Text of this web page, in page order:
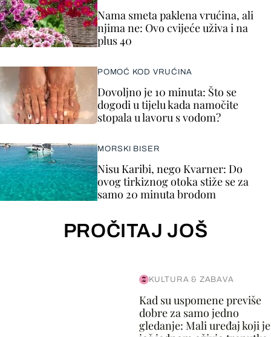
Nama smeta paklena vrućina, ali
njima ne: Ovo cvijeće uživa i na
plus 40
POMOĆ KOD VRUĆINA
Dovoljno je 10 minuta: Što se
dogodi u tijelu kada namočite
stopala u lavoru s vodom?
MORSKI BISER
Nisu Karibi, nego Kvarner: Do
ovog tirkiznog otoka stiže se za
samo 20 minuta brodom
PROČITAJ JOŠ
KULTURA & ZABAVA
Kad su uspomene previše
dobre za samo jedno
gledanje: Mali uređaj koji je